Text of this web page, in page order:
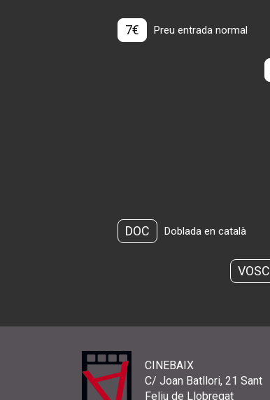
7€ Preu entrada normal
DOC Doblada en català
VOSC
CINEBAIX
C/ Joan Batllori, 21 Sant
Feliu de Llobregat